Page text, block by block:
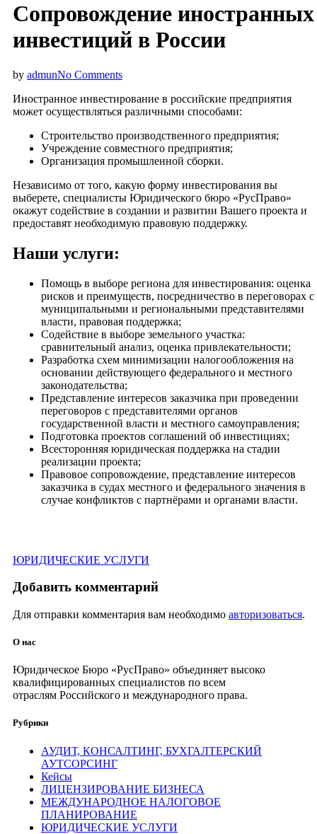
Сопровождение иностранных
инвестиций в России
by admunNo Comments
Иностранное инвестирование в российские предприятия
может осуществляться различными способами:
Строительство производственного предприятия;
Учреждение совместного предприятия;
Организация промышленной сборки.
Независимо от того, какую форму инвестирования вы
выберете, специалисты Юридического бюро «РусПраво»
окажут содействие в создании и развитии Вашего проекта и
предоставят необходимую правовую поддержку.
Наши услуги:
Помощь в выборе региона для инвестирования: оценка
рисков и преимуществ, посредничество в переговорах с
муниципальными и региональными представителями
власти, правовая поддержка;
Содействие в выборе земельного участка:
сравнительный анализ, оценка привлекательности;
Разработка схем минимизации налогообложения на
основании действующего федерального и местного
законодательства;
Представление интересов заказчика при проведении
переговоров с представителями органов
государственной власти и местного самоуправления;
Подготовка проектов соглашений об инвестициях;
Всесторонняя юридическая поддержка на стадии
реализации проекта;
Правовое сопровождение, представление интересов
заказчика в судах местного и федерального значения в
случае конфликтов с партнёрами и органами власти.
ЮРИДИЧЕСКИЕ УСЛУГИ
Добавить комментарий
Для отправки комментария вам необходимо авторизоваться.
О нас
Юридическое Бюро «РусПраво» объединяет высоко
квалифицированных специалистов по всем
отраслям Российского и международного права.
Рубрики
АУДИТ, КОНСАЛТИНГ, БУХГАЛТЕРСКИЙ
АУТСОРСИНГ
Кейсы
ЛИЦЕНЗИРОВАНИЕ БИЗНЕСА
МЕЖДУНАРОДНОЕ НАЛОГОВОЕ
ПЛАНИРОВАНИЕ
ЮРИДИЧЕСКИЕ УСЛУГИ